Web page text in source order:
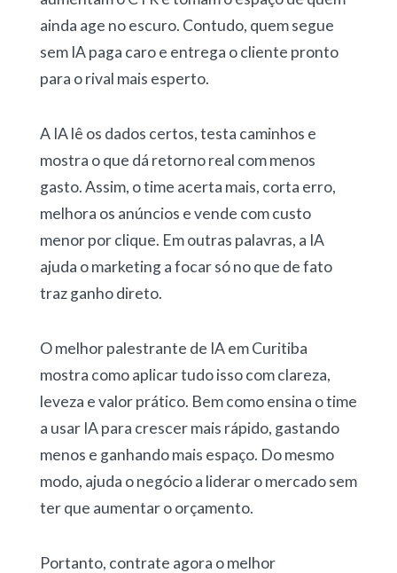
ainda age no escuro. Contudo, quem segue
sem IA paga caro e entrega o cliente pronto
para o rival mais esperto.
A IA lê os dados certos, testa caminhos e
mostra o que dá retorno real com menos
gasto. Assim, o time acerta mais, corta erro,
melhora os anúncios e vende com custo
menor por clique. Em outras palavras, a IA
ajuda o marketing a focar só no que de fato
traz ganho direto.
O melhor palestrante de IA em Curitiba
mostra como aplicar tudo isso com clareza,
leveza e valor prático. Bem como ensina o time
a usar IA para crescer mais rápido, gastando
menos e ganhando mais espaço. Do mesmo
modo, ajuda o negócio a liderar o mercado sem
ter que aumentar o orçamento.
Portanto, contrate agora o melhor